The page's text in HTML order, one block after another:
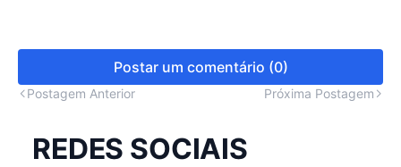
Postar um comentário (0)
Postagem Anterior Próxima Postagem
REDES SOCIAIS